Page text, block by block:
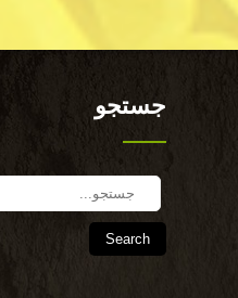
جستجو